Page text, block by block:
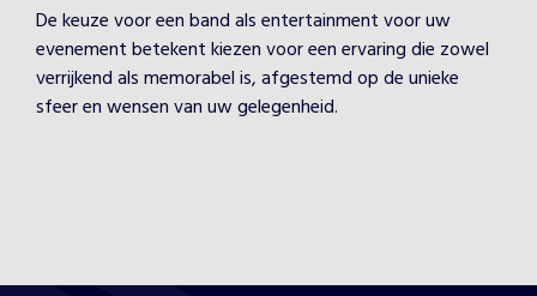
De keuze voor een band als entertainment voor uw
evenement betekent kiezen voor een ervaring die zowel
verrijkend als memorabel is, afgestemd op de unieke
sfeer en wensen van uw gelegenheid.